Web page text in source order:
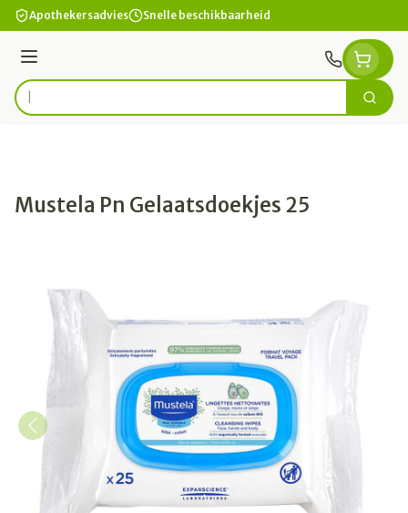
Ga naar de inhoud
Apothekersadvies Snelle beschikbaarheid
Menu
Product, merk, categorie... Zoek
Mustela Pn Gelaatsdoekjes 25